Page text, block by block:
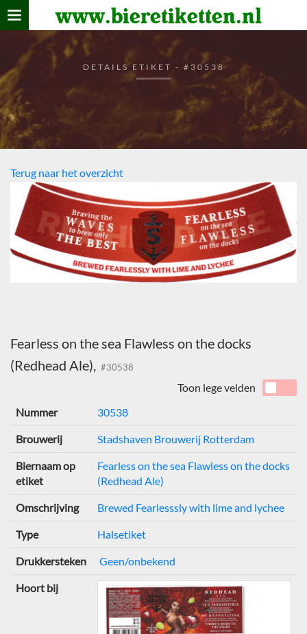
www.bieretiketten.nl
Home
verzamelen
De bierkaart
Bezoekers
DETAILS ETIKET - #30538
Terug naar het overzicht
Fearless on the sea Flawless on the docks
(Redhead Ale),
#30538
Toon lege velden
Nummer
30538
Brouwerij Stadshaven Brouwerij Rotterdam
Biernaam op
etiket
Fearless on the sea Flawless on the docks
(Redhead Ale)
Omschrijving Brewed Fearlesssly with lime and lychee
Type Halsetiket
Drukkersteken Geen/onbekend
Hoort bij